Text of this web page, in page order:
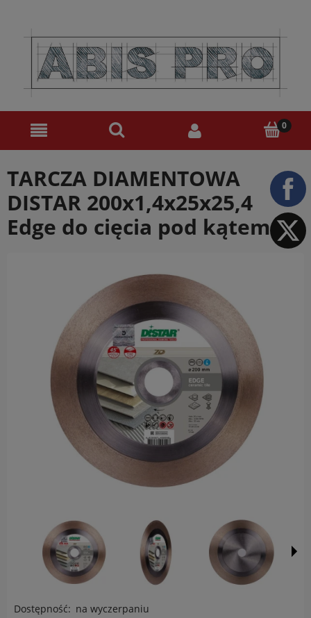
TARCZA DIAMENTOWA
DISTAR 200x1,4x25x25,4
Edge do cięcia pod kątem
Dostępność: na wyczerpaniu